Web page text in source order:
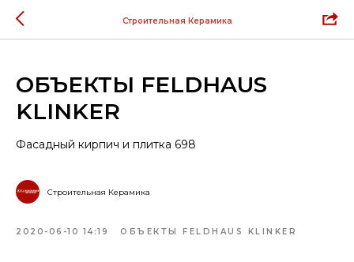
Строительная Керамика
ОБЪЕКТЫ FELDHAUS
KLINKER
Фасадный кирпич и плитка 698
Строительная Керамика
2020-06-10 14:19 ОБЪЕКТЫ FELDHAUS KLINKER